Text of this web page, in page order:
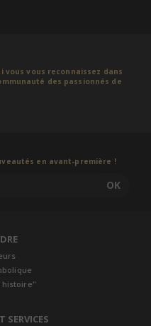
vous reconnaissez dans
des passionnés de
en avant-première !
OK
histoire"
SERVICES